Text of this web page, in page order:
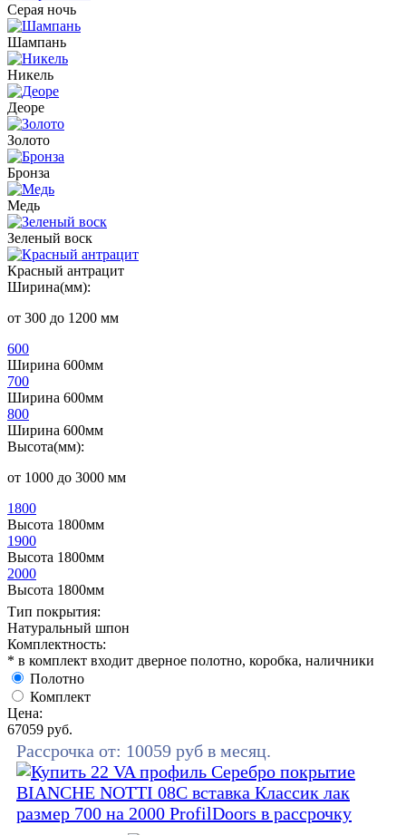
Серая ночь
Шампань
Никель
Деоре
Золото
Бронза
Медь
Зеленый воск
Красный антрацит
Ширина(мм):
от 300 до 1200 мм
600
Ширина 600мм
700
Ширина 600мм
800
Ширина 600мм
Высота(мм):
от 1000 до 3000 мм
1800
Высота 1800мм
1900
Высота 1800мм
2000
Высота 1800мм
Тип покрытия:
Натуральный шпон
Комплектность:
* в комплект входит дверное полотно, коробка, наличники
Полотно
Комплект
Цена:
67059 руб.
Рассрочка от: 10059 руб в месяц.